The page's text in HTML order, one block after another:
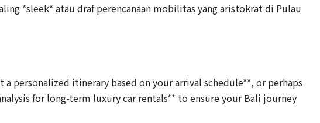
*sleek* atau draf perencanaan mobilitas yang aristokrat di Pulau
personalized itinerary based on your arrival schedule**, or perhaps
for long-term luxury car rentals** to ensure your Bali journey